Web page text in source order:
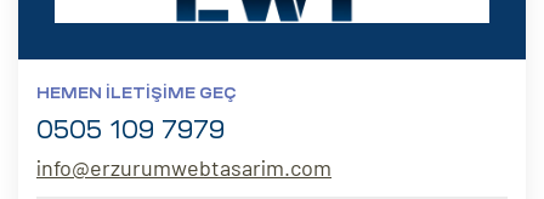
HEMEN İLETIŞIME GEÇ
0505 109 7979
info@erzurumwebtasarim.com